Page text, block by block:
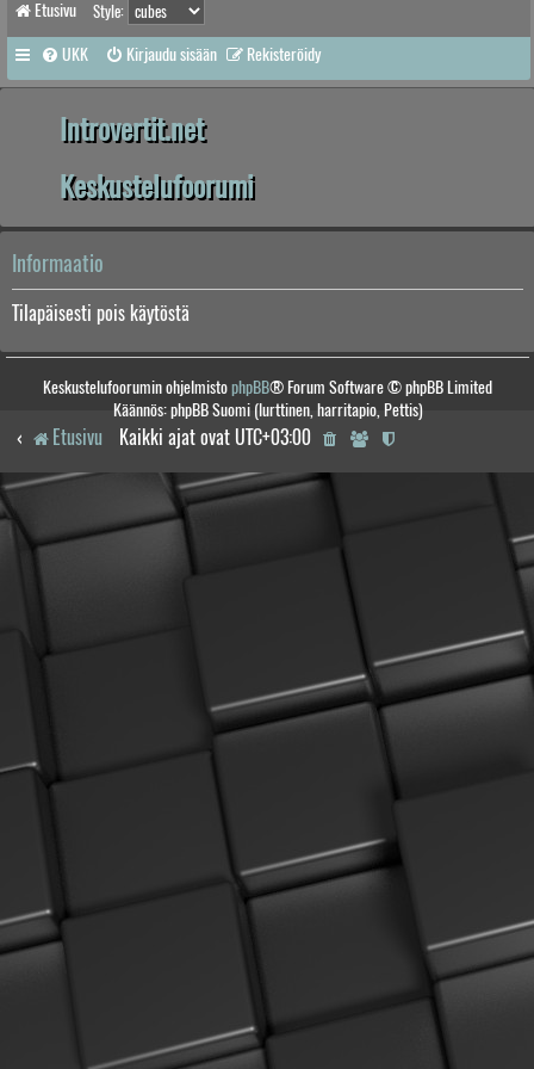
Etusivu Style:
UKK Kirjaudu sisään Rekisteröidy
Introvertit.net
Keskustelufoorumi
Informaatio
Tilapäisesti pois käytöstä
Keskustelufoorumin ohjelmistophpBB® Forum Software © phpBB Limited
Käännös: phpBB Suomi (lurttinen, harritapio, Pettis)
Etusivu Kaikki ajat ovat UTC+03:00